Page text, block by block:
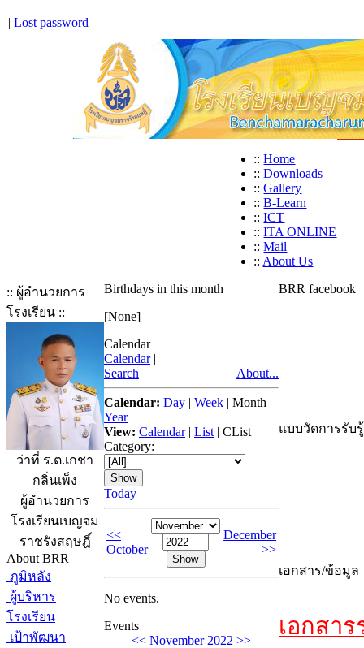
| Lost password
:: Home
:: Downloads
:: Gallery
:: B-Learn
:: ICT
:: ITA ONLINE
:: Mail
:: About Us
:: ผู้อำนวยการ
โรงเรียน ::
ว่าที่ ร.ต.เกชา
กลิ่นเพ็ง
ผู้อำนวยการ
โรงเรียนเบญจม
ราชรังสฤษฎิ์
About BRR
ภูมิหลัง
ผู้บริหาร
โรงเรียน
เป้าพัฒนา
Birthdays in this month
[None]
Calendar
Calendar |
Search
About...
Calendar: Day | Week | Month |
Year
View: Calendar| List | CList
Category:
Today
<<
October
December
>>
No events.
Events
<< November 2022 >>
BRR facebook
แบบวัดการรับ
เอกสาร/ข้อมูล
เอกสา